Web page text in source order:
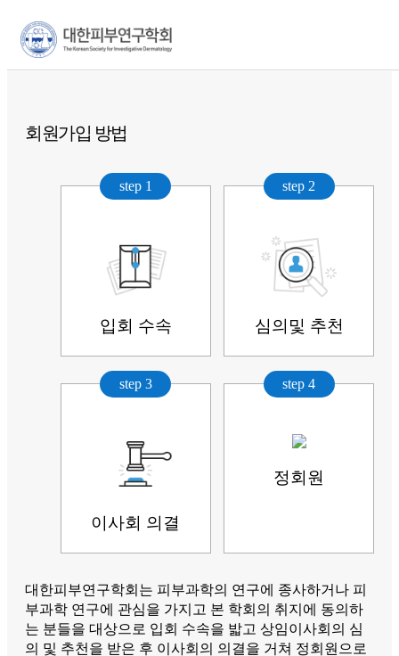
회원 가입안내
회원가입 방법
step 1
입회 수속
step 2
심의및 추천
step 3
이사회 의결
step 4
정회원
대한피부연구학회는 피부과학의 연구에 종사하거나 피
부과학 연구에 관심을 가지고 본 학회의 취지에 동의하
는 분들을 대상으로 입회 수속을 밟고 상임이사회의 심
의 및 추천을 받은 후 이사회의 의결을 거쳐 정회원으로